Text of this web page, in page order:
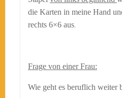
die Karten in meine Hand
rechts 6×6 aus
Frage von einer Frau:
Wie geht es beruflich weiter